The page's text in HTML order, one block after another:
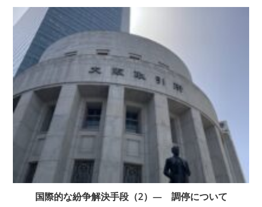
国際的な紛争解決手段（2）— 調停について